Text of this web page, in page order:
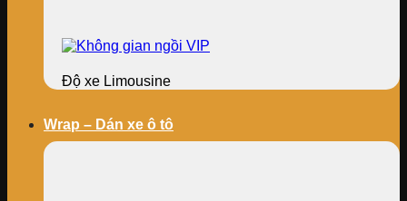
Độ xe Limousine
Wrap – Dán xe ô tô